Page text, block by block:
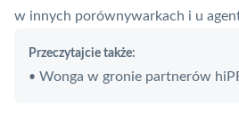
w innych porównywarkach i u
Przeczytajcie także:
• Wonga w gronie partnerów